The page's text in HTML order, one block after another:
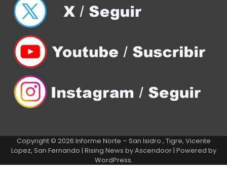
Copyright © 2026 Informe Norte – San Isidro , Tigre, Vicente
Lopez, San Fernando | Rising News byAscendoor| Powered by
WordPress.